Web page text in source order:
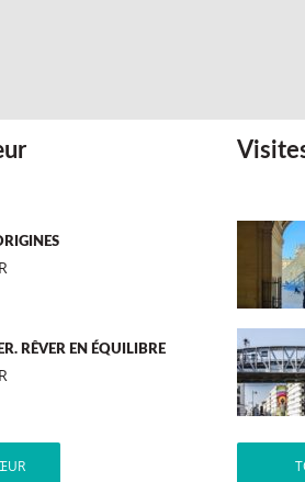
RÊVER EN ÉQUILIBRE